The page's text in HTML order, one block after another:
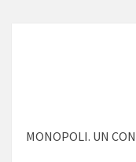
MONOPOLI. UN